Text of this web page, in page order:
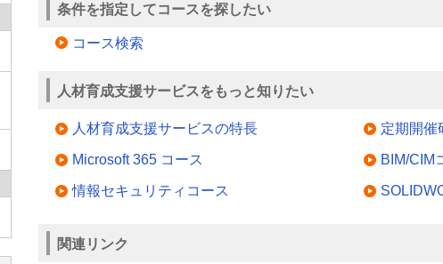
条件を指定してコースを探したい
コース検索
人材育成支援サービスをもっと知りたい
人材育成支援サービスの特長 定期開催
Microsoft 365 コース BIM/CIM
情報セキュリティコース
関連リンク